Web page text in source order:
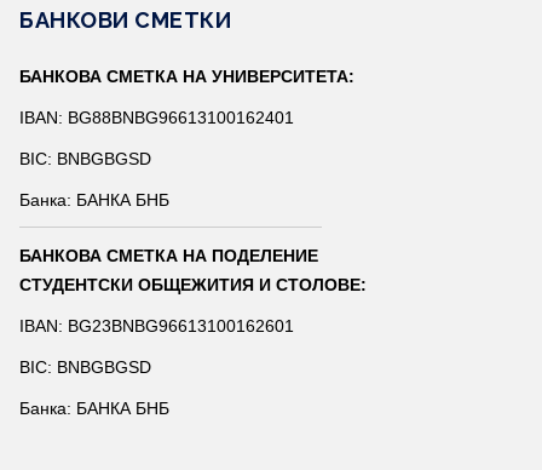
БАНКОВИ СМЕТКИ
БАНКОВА СМЕТКА НА УНИВЕРСИТЕТА:
IBAN: BG88BNBG96613100162401
BIC: BNBGBGSD
Банка: БАНКА БНБ
БАНКОВА СМЕТКА НА ПОДЕЛЕНИЕ
СТУДЕНТСКИ ОБЩЕЖИТИЯ И СТОЛОВЕ:
IBAN: BG23BNBG96613100162601
BIC: BNBGBGSD
Банка: БАНКА БНБ